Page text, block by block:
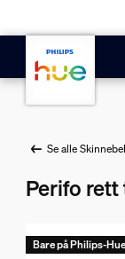
Se alle
Perifo
Bare på Philips-